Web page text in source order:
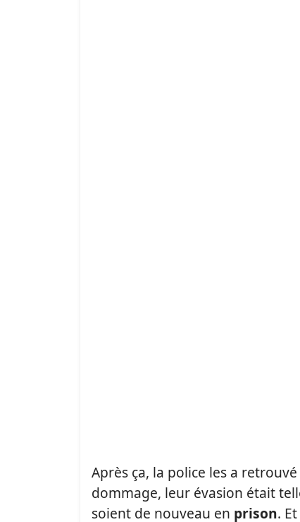
Après ça, la police les a
dommage, leur évasion était
soient de nouveau en prison.